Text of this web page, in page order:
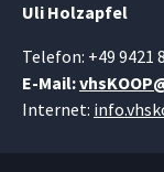
Uli Holzapfel
Telefon: +49 9421
E-Mail:
Internet: